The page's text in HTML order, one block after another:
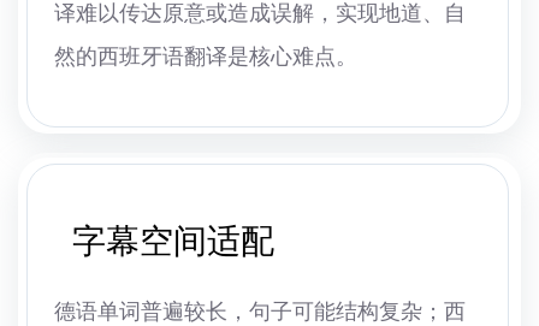
译难以传达原意或造成误解，实现地道、自
然的西班牙语翻译是核心难点。
字幕空间适配
德语单词普遍较长，句子可能结构复杂；西